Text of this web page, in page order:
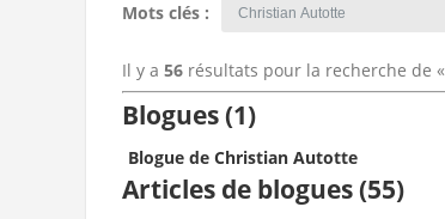
Mots clés :
Il y a 56 résultats pour la recherche de «
Blogues (1)
Blogue de Christian Autotte
Articles de blogues (55)